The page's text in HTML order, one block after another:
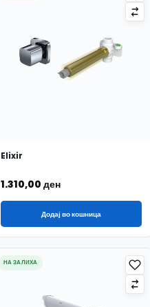
Elixir
1.310,00 ден
Додај во кошница
НА ЗАЛИХА